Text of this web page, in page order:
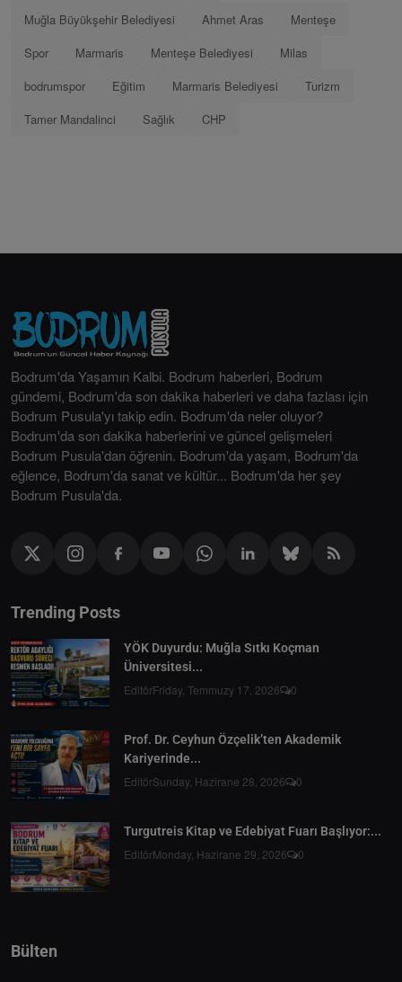
Muğla Büyükşehir Belediyesi
Ahmet Aras
Menteşe
Spor
Marmaris Menteşe Belediyesi
Milas
bodrumspor
Eğitim Marmaris Belediyesi
Turizm
Tamer Mandalinci
Sağlık CHP
Bodrum'da Yaşamın Kalbi. Bodrum haberleri, Bodrum
gündemi, Bodrum'da son dakika haberleri ve daha fazlası için
Bodrum Pusula'yı takip edin. Bodrum'da neler oluyor?
Bodrum'da son dakika haberlerini ve güncel gelişmeleri
Bodrum Pusula'dan öğrenin. Bodrum'da yaşam, Bodrum'da
eğlence, Bodrum'da sanat ve kültür... Bodrum'da her şey
Bodrum Pusula'da.
Trending Posts
YÖK Duyurdu: Muğla Sıtkı Koçman
Üniversitesi...
EditörFriday, Temmuzy 17, 2026 0
Prof. Dr. Ceyhun Özçelik’ten Akademik
Kariyerinde...
EditörSunday, Hazirane 28, 2026 0
Turgutreis Kitap ve Edebiyat Fuarı Başlıyor:...
EditörMonday, Hazirane 29, 2026 0
Bülten